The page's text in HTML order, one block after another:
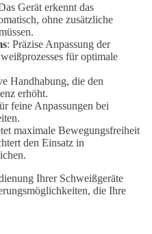
Gerät erkennt das
ohne zusätzliche
: Präzise Anpassung der
für optimale
Handhabung, die den
erhöht.
feine Anpassungen bei
maximale Bewegungsfreiheit
den Einsatz in
Ihrer Schweißgeräte
die Ihre